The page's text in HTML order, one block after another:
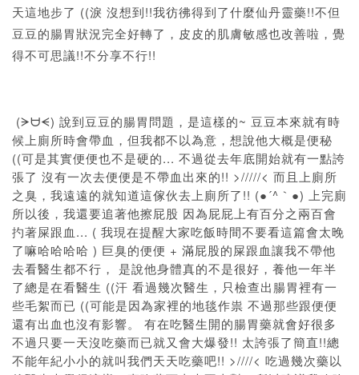
天這地步了 ((淚 沒想到!!我彷彿得到了什麼仙丹靈藥!!不但
豆豆的腸胃狀況完全好轉了，皮皮的肌膚敏感也改善啦，覺
得不可思議!!不分享不行!!
(ᗒᗨᗕ) 說到豆豆的腸胃問題，是這樣的~ 豆豆本來就有時
候上廁所時會帶血，但我都不以為意，想說他大概是便秘
((可是其實便便也不是硬的... 不過從去年底開始就有一點誇
張了 沒有一次去便便是不帶血出來的!! >/////< 而且上廁所
之臭，我遠遠的就知道這傢伙去上廁所了!! (●´^｀●) 上完廁
所以後，我還要追著他擦屁股 因為屁屁上有百分之兩百會
扚著屎跟血... ( 我現在提醒大家吃飯時間不要看這篇會太晚
了嘛哈哈哈哈 ) 巨臭的便便 + 滿屁股的屎跟血讓我不帶他
去看醫生都不行， 是說他身體真的不是很好，養他一年半
了總是在看醫生 ((汗 看過幾次醫生，只檢查出腸胃裡有一
些毛絮而已 ((可能是因為家裡的地毯作祟 不過那些跟便便
還有出血也沒有影響。 有在吃醫生開的腸胃藥就會好很多
不過只要一天沒吃藥而已就又會大爆發!! 太誇張了簡直!!總
不能年紀小小的就叫我們天天吃藥吧!! >////< 吃過幾次藥以